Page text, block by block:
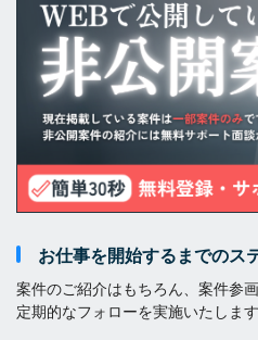
お仕事を開始するまでのス
案件のご紹介はもちろん、案件参
定期的なフォローを実施いたします